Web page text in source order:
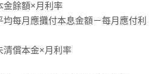
金餘額×月利率
每月應攤付本息金額－每月應付利
清償本金×月利率